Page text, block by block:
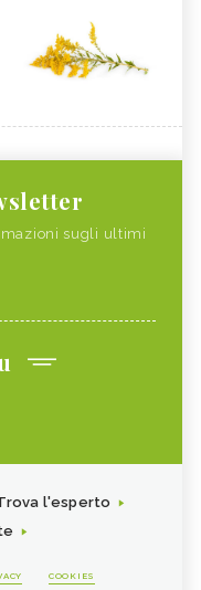
sugli ultimi
l'esperto
COOKIES